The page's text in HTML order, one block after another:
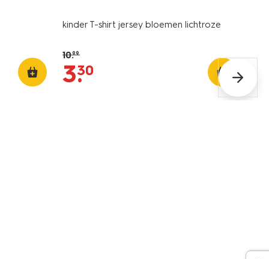
kinder T-shirt jersey bloemen lichtroze
10.99
3.
30